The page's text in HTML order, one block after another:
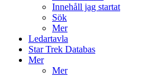
Innehåll jag startat
Sök
Mer
Ledartavla
Star Trek Databas
Mer
Mer